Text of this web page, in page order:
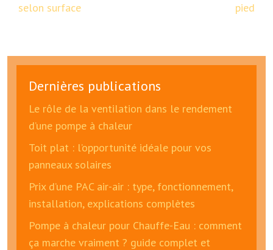
selon surface
pied
Dernières publications
Le rôle de la ventilation dans le rendement
d’une pompe à chaleur
Toit plat : l’opportunité idéale pour vos
panneaux solaires
Prix d’une PAC air-air : type, fonctionnement,
installation, explications complètes
Pompe à chaleur pour Chauffe-Eau : comment
ça marche vraiment ? guide complet et